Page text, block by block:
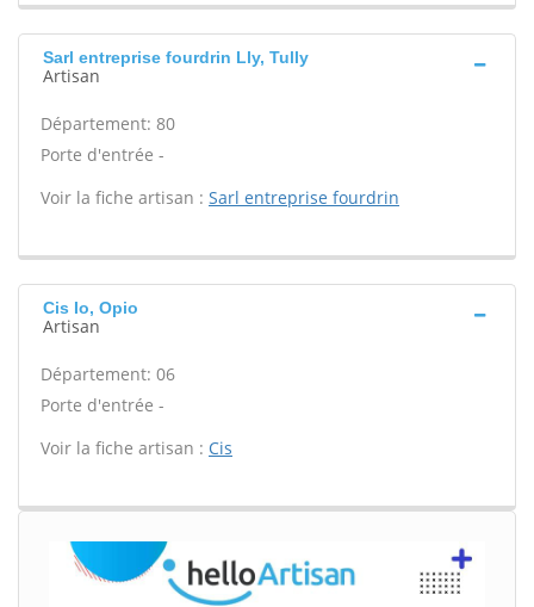
Sarl entreprise fourdrin Lly, Tully
Artisan
Département: 80
Porte d'entrée -
Voir la fiche artisan : Sarl entreprise fourdrin
Cis Io, Opio
Artisan
Département: 06
Porte d'entrée -
Voir la fiche artisan : Cis